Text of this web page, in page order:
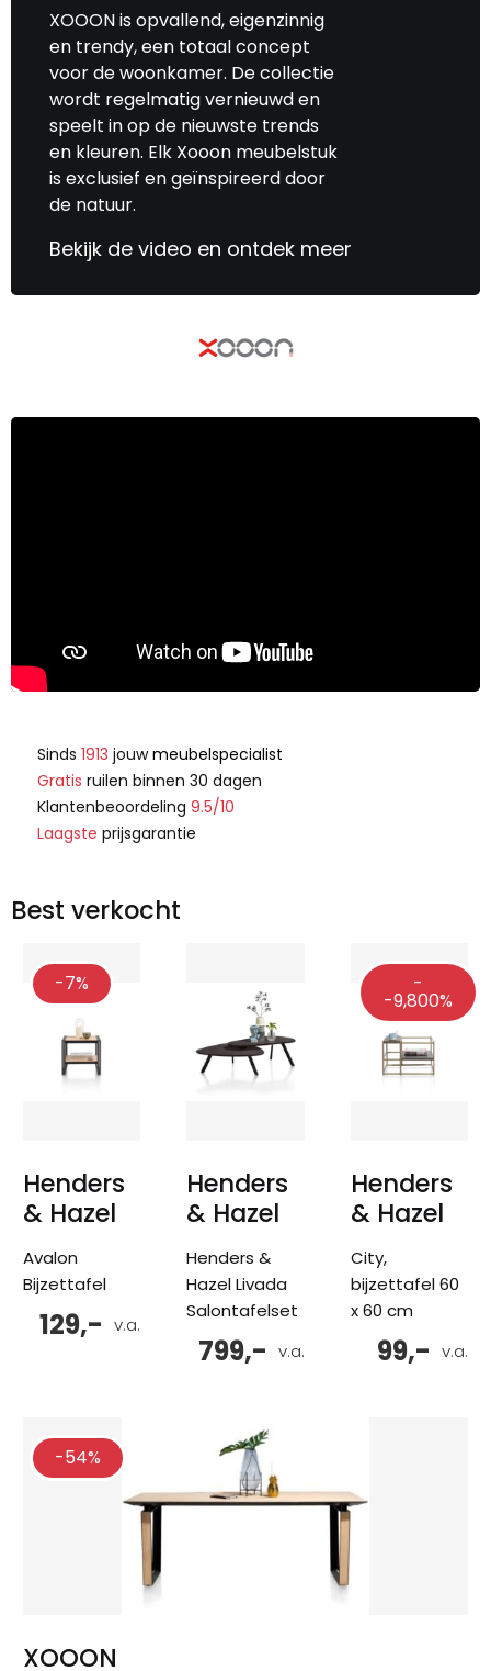
XOOON is opvallend, eigenzinnig
en trendy, een totaal concept
voor de woonkamer. De collectie
wordt regelmatig vernieuwd en
speelt in op de nieuwste trends
en kleuren. Elk Xooon meubelstuk
is exclusief en geïnspireerd door
de natuur.
Bekijk de video en ontdek meer
Sinds 1913 jouwmeubelspecialist
Gratis ruilen binnen 30 dagen
Klantenbeoordeling 9.5/10
Laagste prijsgarantie
Best verkocht
-7%
Henders
& Hazel
Avalon
Bijzettafel
v.a.
129,-
Henders
& Hazel
Henders &
Hazel Livada
Salontafelset
v.a.
799,-
-
-9,800%
Henders
& Hazel
City,
bijzettafel 60
x 60 cm
v.a.
99,-
-54%
XOOON